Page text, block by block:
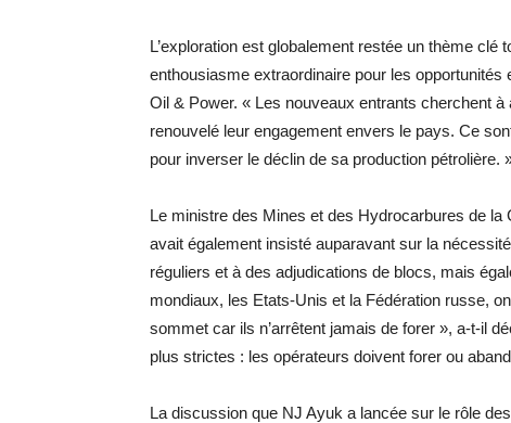
L’exploration est globalement restée un thème clé
enthousiasme extraordinaire pour les
Oil & Power. « Les nouveaux entrants cherchent
renouvelé leur engagement envers le pays. Ce
pour inverser le déclin de sa production pétrolière.
Le ministre des Mines et des Hydrocarbures de
avait également insisté auparavant sur la
réguliers et à des adjudications de blocs, mais
mondiaux, les Etats-Unis et la Fédération russe,
sommet car ils n’arrêtent jamais de forer », a-t-il
plus strictes : les opérateurs doivent forer ou
La discussion que NJ Ayuk a lancée sur le rôle